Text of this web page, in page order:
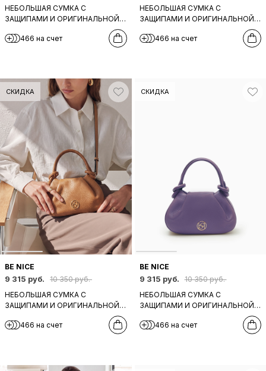
НЕБОЛЬШАЯ СУМКА С
ЗАЩИПАМИ И ОРИГИНАЛЬНОЙ
НАТУРАЛЬНОЙ КОЖИ БЕЖЕВОГО
466 на счет
НЕБОЛЬШАЯ СУМКА С
ЗАЩИПАМИ И ОРИГИНАЛЬНОЙ
НАТУРАЛЬНОЙ СЕРО-БЕЖЕВОЙ
466 на счет
СКИДКА
BE NICE
9 315 руб.
10 350 руб.
НЕБОЛЬШАЯ СУМКА С
ЗАЩИПАМИ И ОРИГИНАЛЬНОЙ
НАТУРАЛЬНОЙ РЫЖЕЙ КОЖИ
466 на счет
СКИДКА
BE NICE
9 315 руб.
10 350 руб.
НЕБОЛЬШАЯ СУМКА С
ЗАЩИПАМИ И ОРИГИНАЛЬНОЙ
НАТУРАЛЬНОЙ КОЖИ
466 на счет